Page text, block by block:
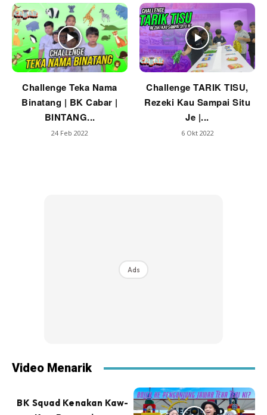
Challenge Teka Nama
Binatang | BK Cabar |
BINTANG...
24 Feb 2022
Challenge TARIK TISU,
Rezeki Kau Sampai Situ
Je |...
6 Okt 2022
Ads
Video Menarik
BK Squad Kenakan Kaw-